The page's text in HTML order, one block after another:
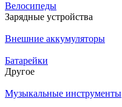
Велосипеды
Зарядные устройства
Внешние аккумуляторы
Батарейки
Другое
Музыкальные инструменты